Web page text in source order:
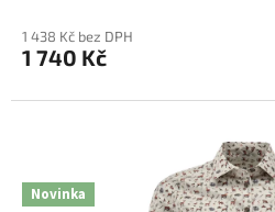
1 438 Kč bez DPH
1 740 Kč
Novinka